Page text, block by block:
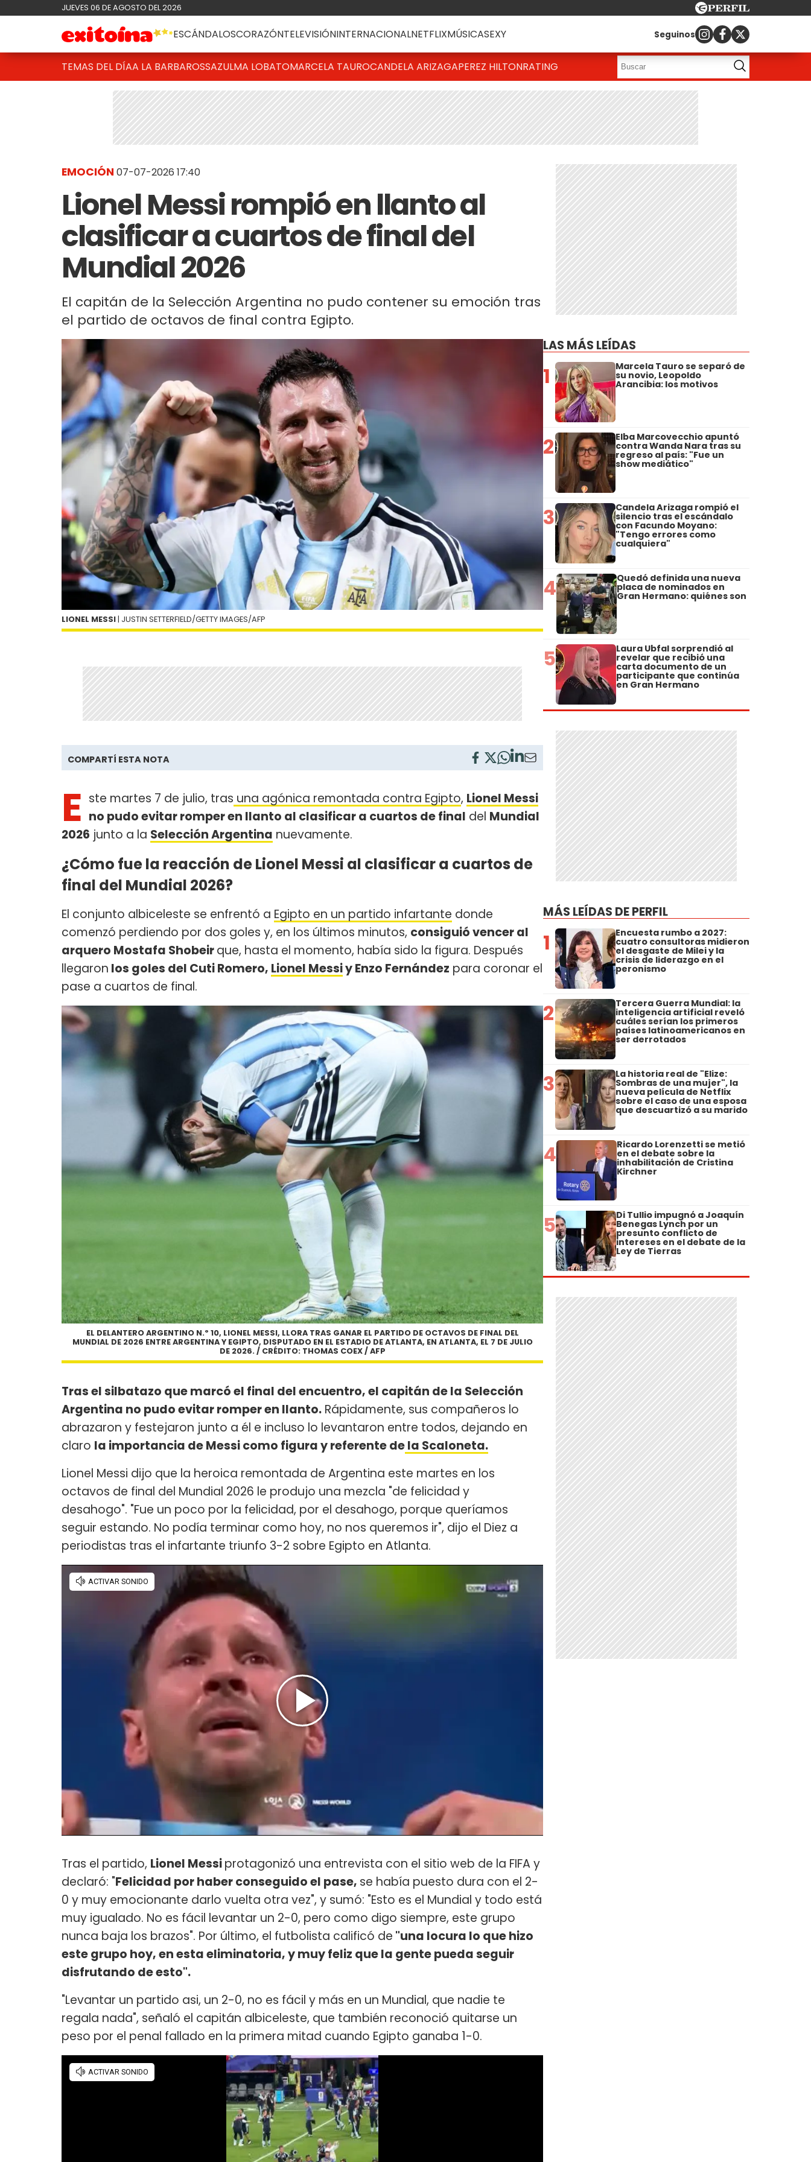
JUEVES 06 DE AGOSTO DEL 2026
ESCÁNDALOSCORAZÓNTELEVISIÓNINTERNACIONALNETFLIXMÚSICASEXY Seguinos
TEMAS DEL DÍAA LA BARBAROSSAZULMA LOBATOMARCELA TAUROCANDELA ARIZAGAPEREZ HILTONRATING
EMOCIÓN 07-07-2026 17:40
Lionel Messi rompió en llanto al
clasificar a cuartos de final del
Mundial 2026
El capitán de la Selección Argentina no pudo contener su emoción tras
el partido de octavos de final contra Egipto.
LIONEL MESSI | JUSTIN SETTERFIELD/GETTY IMAGES/AFP
COMPARTÍ ESTA NOTA
E ste martes 7 de julio, tras una agónica remontada contra Egipto, Lionel Messi
no pudo evitar romper en llanto al clasificar a cuartos de final del Mundial
2026 junto a la Selección Argentina nuevamente.
¿Cómo fue la reacción de Lionel Messi al clasificar a cuartos de
final del Mundial 2026?
El conjunto albiceleste se enfrentó a Egipto en un partido infartante donde
comenzó perdiendo por dos goles y, en los últimos minutos, consiguió vencer al
arquero Mostafa Shobeirque, hasta el momento, había sido la figura. Después
llegaron los goles del Cuti Romero, Lionel Messiy Enzo Fernández para coronar el
pase a cuartos de final.
EL DELANTERO ARGENTINO N.º 10, LIONEL MESSI, LLORA TRAS GANAR EL PARTIDO DE OCTAVOS DE FINAL DEL
MUNDIAL DE 2026 ENTRE ARGENTINA Y EGIPTO, DISPUTADO EN EL ESTADIO DE ATLANTA, EN ATLANTA, EL 7 DE JULIO
DE 2026. / CRÉDITO: THOMAS COEX / AFP
Tras el silbatazo que marcó el final del encuentro, el capitán de la Selección
Argentina no pudo evitar romper en llanto. Rápidamente, sus compañeros lo
abrazaron y festejaron junto a él e incluso lo levantaron entre todos, dejando en
claro la importancia de Messi como figura y referente dela Scaloneta.
Lionel Messi dijo que la heroica remontada de Argentina este martes en los
octavos de final del Mundial 2026 le produjo una mezcla "de felicidad y
desahogo". "Fue un poco por la felicidad, por el desahogo, porque queríamos
seguir estando. No podía terminar como hoy, no nos queremos ir", dijo el Diez a
periodistas tras el infartante triunfo 3-2 sobre Egipto en Atlanta.
Tras el partido, Lionel Messiprotagonizó una entrevista con el sitio web de la FIFA y
declaró: "Felicidad por haber conseguido el pase, se había puesto dura con el 2-
0 y muy emocionante darlo vuelta otra vez", y sumó: "Esto es el Mundial y todo está
muy igualado. No es fácil levantar un 2-0, pero como digo siempre, este grupo
nunca baja los brazos". Por último, el futbolista calificó de "una locura lo que hizo
este grupo hoy, en esta eliminatoria, y muy feliz que la gente pueda seguir
disfrutando de esto".
"Levantar un partido asi, un 2-0, no es fácil y más en un Mundial, que nadie te
regala nada", señaló el capitán albiceleste, que también reconoció quitarse un
peso por el penal fallado en la primera mitad cuando Egipto ganaba 1-0.
LAS MÁS LEÍDAS
1 Marcela Tauro se separó de
su novio, Leopoldo
Arancibia: los motivos
2 Elba Marcovecchio apuntó
contra Wanda Nara tras su
regreso al país: "Fue un
show mediático"
3 Candela Arizaga rompió el
silencio tras el escándalo
con Facundo Moyano:
"Tengo errores como
cualquiera"
4 Quedó definida una nueva
placa de nominados en
Gran Hermano: quiénes son
5 Laura Ubfal sorprendió al
revelar que recibió una
carta documento de un
participante que continúa
en Gran Hermano
MÁS LEÍDAS DE PERFIL
1 Encuesta rumbo a 2027:
cuatro consultoras midieron
el desgaste de Milei y la
crisis de liderazgo en el
peronismo
2 Tercera Guerra Mundial: la
inteligencia artificial reveló
cuáles serían los primeros
países latinoamericanos en
ser derrotados
3 La historia real de "Elize:
Sombras de una mujer", la
nueva película de Netflix
sobre el caso de una esposa
que descuartizó a su marido
4 Ricardo Lorenzetti se metió
en el debate sobre la
inhabilitación de Cristina
Kirchner
5 Di Tullio impugnó a Joaquín
Benegas Lynch por un
presunto conflicto de
intereses en el debate de la
Ley de Tierras